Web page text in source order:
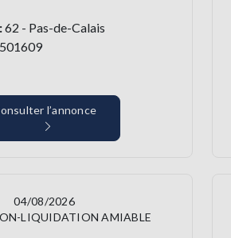
62 - Pas-de-Calais
l’annonce
04/08/2026
LIQUIDATION AMIABLE